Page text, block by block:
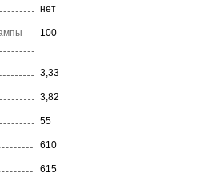
нет
100
3,33
3,82
55
610
615